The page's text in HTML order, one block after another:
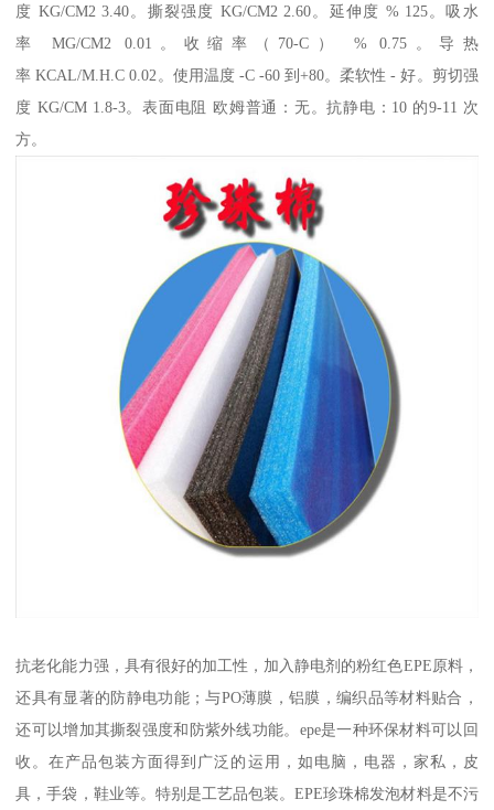
度 KG/CM2 3.40。撕裂强度 KG/CM2 2.60。延伸度 % 125。吸水
率 MG/CM2 0.01。收缩率（70-C） % 0.75。导热
率 KCAL/M.H.C 0.02。使用温度 -C -60 到+80。柔软性 - 好。剪切强
度 KG/CM 1.8-3。表面电阻 欧姆普通：无。抗静电：10 的9-11 次
方。
抗老化能力强，具有很好的加工性，加入静电剂的粉红色EPE原料，
还具有显著的防静电功能；与PO薄膜，铝膜，编织品等材料贴合，
还可以增加其撕裂强度和防紫外线功能。epe是一种环保材料可以回
收。在产品包装方面得到广泛的运用，如电脑，电器，家私，皮
具，手袋，鞋业等。特别是工艺品包装。EPE珍珠棉发泡材料是不污